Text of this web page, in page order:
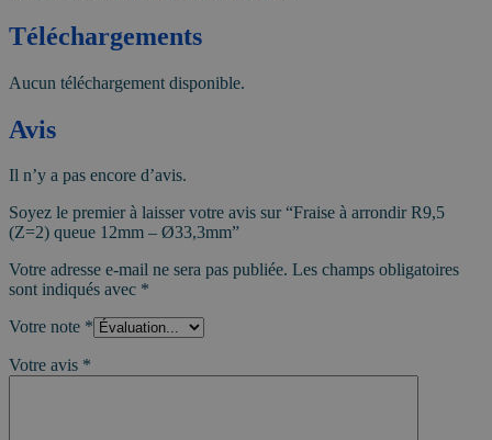
Téléchargements
Aucun téléchargement disponible.
Avis
Il n’y a pas encore d’avis.
Soyez le premier à laisser votre avis sur “Fraise à arrondir R9,5
(Z=2) queue 12mm – Ø33,3mm”
Votre adresse e-mail ne sera pas publiée. Les champs obligatoires
sont indiqués avec *
Votre note *
Votre avis *